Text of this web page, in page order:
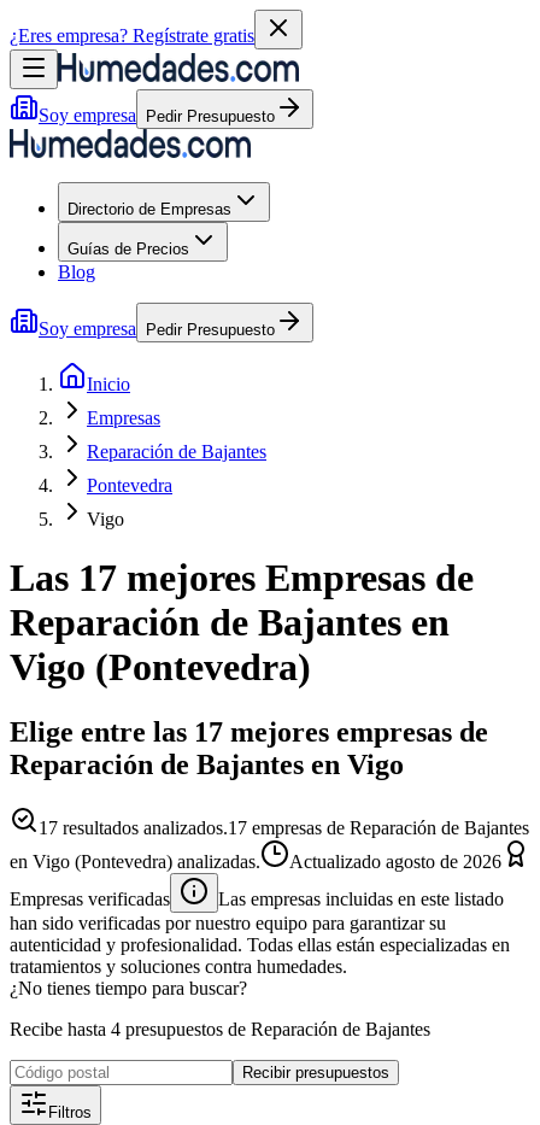
¿Eres empresa? Regístrate gratis
Soy empresa Pedir Presupuesto
Directorio de Empresas
Guías de Precios
Blog
Soy empresa Pedir Presupuesto
Inicio
Empresas
Reparación de Bajantes
Pontevedra
Vigo
Las 17 mejores Empresas de
Reparación de Bajantes en
Vigo (Pontevedra)
Elige entre las 17 mejores empresas de
Reparación de Bajantes en Vigo
17 resultados analizados.17 empresas de Reparación de Bajantes
en Vigo (Pontevedra) analizadas.
Actualizado agosto de 2026
Empresas verificadas
Las empresas incluidas en este listado
han sido verificadas por nuestro equipo para garantizar su
autenticidad y profesionalidad. Todas ellas están especializadas en
tratamientos y soluciones contra humedades.
¿No tienes tiempo para buscar?
Recibe hasta 4 presupuestos de Reparación de Bajantes
Recibir presupuestos
Filtros